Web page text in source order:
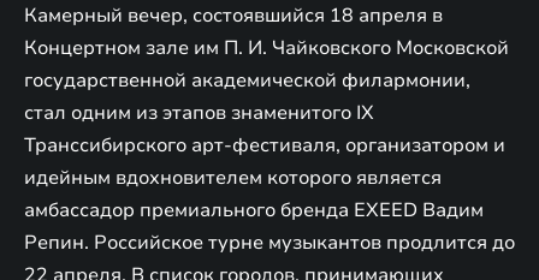
Камерный вечер, состоявшийся 18 апреля в
Концертном зале им П. И. Чайковского Московской
государственной академической филармонии,
стал одним из этапов знаменитого IX
Транссибирского арт-фестиваля, организатором и
идейным вдохновителем которого является
амбассадор премиального бренда EXEED Вадим
Репин. Российское турне музыкантов продлится до